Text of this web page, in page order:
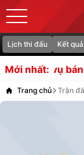
Lịch thi đấu Kết quả
Mới nhất:
vụ bán
Trang chủ Trận